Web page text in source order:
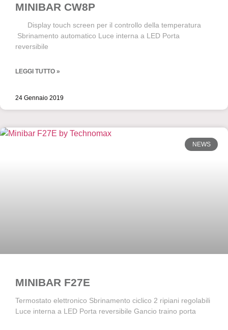
MINIBAR CW8P
Display touch screen per il controllo della temperatura
Sbrinamento automatico Luce interna a LED Porta
reversibile
LEGGI TUTTO »
24 Gennaio 2019
NEWS
MINIBAR F27E
Termostato elettronico Sbrinamento ciclico 2 ripiani regolabili
Luce interna a LED Porta reversibile Gancio traino porta